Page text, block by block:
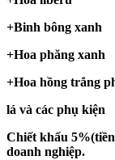
+Binh bông xanh
+Hoa phăng xanh
+Hoa hồng trắng
lá và các phụ kiện
Chiết khấu
doanh nghiệp.